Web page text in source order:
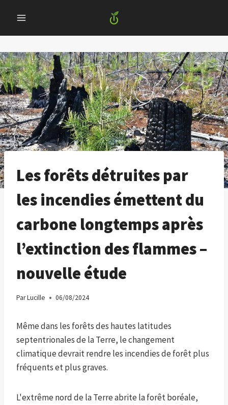
content
Les forêts détruites par
les incendies émettent du
carbone longtemps après
l’extinction des flammes –
nouvelle étude
ParLucille 06/08/2024
Même dans les forêts des hautes latitudes
septentrionales de la Terre, le changement
climatique devrait rendre les incendies de forêt plus
fréquents et plus graves.
L'extrême nord de la Terre abrite la forêt boréale,